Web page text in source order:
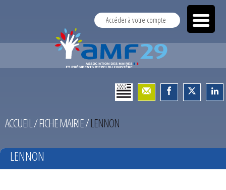
Accéder à votre compte
ACCUEIL/FICHE MAIRIE/LENNON
LENNON